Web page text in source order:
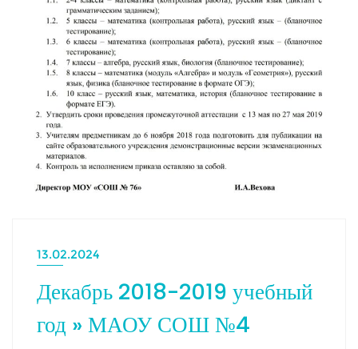
13.02.2024
Декабрь 2018-2019 учебный
год » МАОУ СОШ №4